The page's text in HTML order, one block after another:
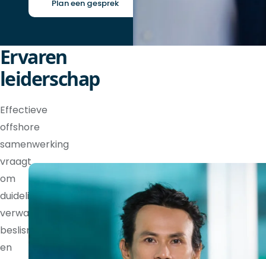
Plan een gesprek
Ervaren
leiderschap
Effectieve
offshore
samenwerking
vraagt
om
duidelijke
verwachtingen,
beslisrechten
en